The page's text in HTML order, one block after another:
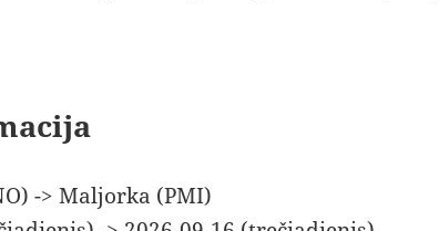
-> Maljorka (PMI)